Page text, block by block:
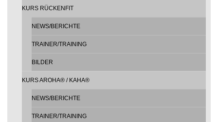
KURS RÜCKENFIT
NEWS/BERICHTE
TRAINER/TRAINING
BILDER
KURS AROHA® / KAHA®
NEWS/BERICHTE
TRAINER/TRAINING